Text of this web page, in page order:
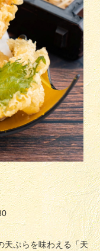
天ぷらを味わえる「天